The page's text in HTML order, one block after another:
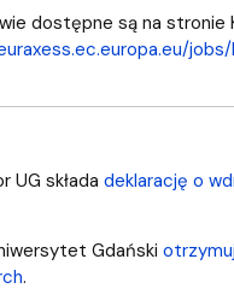
dostępne są na stronie
UG składa deklarację o
Gdański
.